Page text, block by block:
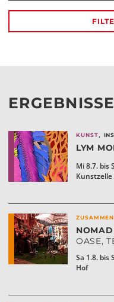
KUNST,
LYM
Mi 8.7. bis
Kunstzelle
OASE,
Sa 1.8. bis
Hof